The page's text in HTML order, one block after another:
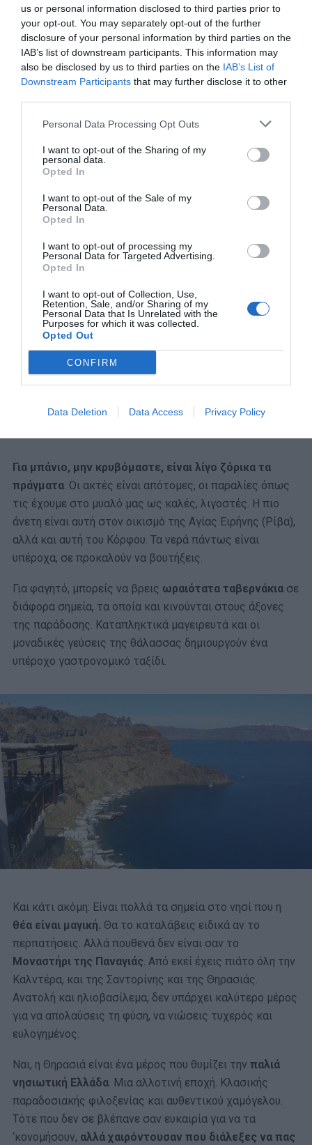
us or personal information disclosed to third parties prior to
your opt-out. You may separately opt-out of the further
disclosure of your personal information by third parties on the
IAB’s list of downstream participants. This information may
also be disclosed by us to third parties on the IAB’s List of
Downstream Participants that may further disclose it to other
Personal Data Processing Opt Outs
I want to opt-out of the Sharing of my
personal data.
Opted In
I want to opt-out of the Sale of my
Personal Data.
Opted In
I want to opt-out of processing my
Personal Data for Targeted Advertising.
Opted In
I want to opt-out of Collection, Use,
Retention, Sale, and/or Sharing of my
Personal Data that Is Unrelated with the
Purposes for which it was collected.
Opted Out
CONFIRM
Data Deletion Data Access Privacy Policy
συγκομιδή των απορριμμάτων. Το φιλότιμο και η θέληση
δίνουν εν προκειμένω τη λύση.
Και η αγάπη για τον τόπο. Δεν ζεις αλλιώς εκεί. Το
κάνεις επειδή το θες, επειδή το έχεις επιλέξει ως
τρόπο. Στους παραδοσιακούς οικισμούς, από τον
«φρύδι» της Καλντέρας) ως τον ιδιαίτερα γοητευτικό
Ποταμό. Ακόμα και την απόκοσμη και πλέον ακατοίκητη
Αγριλιά με τα υπόσκαφα σπίτια.
Για μπάνιο, μην κρυβόμαστε, είναι λίγο ζόρικα τα
πράγματα . Οι ακτές είναι απότομες, οι παραλίες όπως
τις έχουμε στο μυαλό μας ως καλές, λιγοστές. Η πιο
άνετη είναι αυτή στον οικισμό της Αγίας Ειρήνης (Ρίβα),
αλλά και αυτή του Κόρφου. Τα νερά πάντως είναι
υπέροχα, σε προκαλούν να βουτήξεις.
Για φαγητό, μπορείς να βρεις ωραιότατα ταβερνάκια σε
διάφορα σημεία, τα οποία και κινούνται στους άξονες
της παράδοσης. Καταπληκτικά μαγειρευτά και οι
μοναδικές γεύσεις της θάλασσας δημιουργούν ένα
υπέροχο γαστρονομικό ταξίδι.
Και κάτι ακόμη: Είναι πολλά τα σημεία στο νησί που η
θέα είναι μαγική. Θα το καταλάβεις ειδικά αν το
περπατήσεις. Αλλά πουθενά δεν είναι σαν το
Μοναστήρι της Παναγιάς. Από εκεί έχεις πιάτο όλη την
Καλντέρα, και της Σαντορίνης και της Θηρασιάς.
Ανατολή και ηλιοβασίλεμα, δεν υπάρχει καλύτερο μέρος
για να απολαύσεις τη φύση, να νιώσεις τυχερός και
ευλογημένος.
Ναι, η Θηρασιά είναι ένα μέρος που θυμίζει την παλιά
νησιωτική Ελλάδα. Μια αλλοτινή εποχή. Κλασικής
παραδοσιακής φιλοξενίας και αυθεντικού χαμόγελου.
Τότε που δεν σε βλέπανε σαν ευκαιρία για να τα
‘κονομήσουν, αλλά χαιρόντουσαν που διάλεξες να πας